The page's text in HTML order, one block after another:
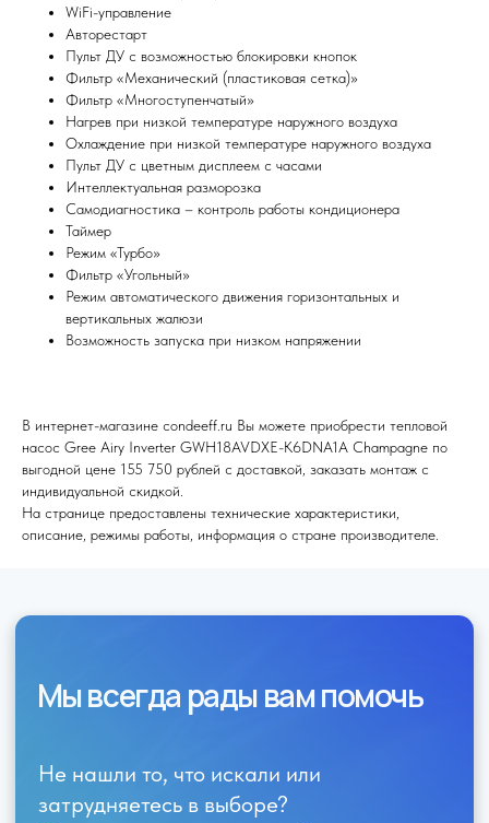
WiFi-управление
Авторестарт
Пульт ДУ с возможностью блокировки кнопок
Фильтр «Механический (пластиковая сетка)»
Фильтр «Многоступенчатый»
Нагрев при низкой температуре наружного воздуха
Охлаждение при низкой температуре наружного воздуха
Пульт ДУ с цветным дисплеем с часами
Интеллектуальная разморозка
Самодиагностика – контроль работы кондиционера
Таймер
Режим «Турбо»
Фильтр «Угольный»
Режим автоматического движения горизонтальных и
вертикальных жалюзи
Возможность запуска при низком напряжении
В интернет-магазине condeeff.ru Вы можете приобрести тепловой
насос Gree Airy Inverter GWH18AVDXE-K6DNA1A Champagne по
выгодной цене 155 750 рублей с доставкой, заказать монтаж с
индивидуальной скидкой.
На странице предоставлены технические характеристики,
описание, режимы работы, информация о стране производителе.
Я согласен (на) с политикой обработки персональных данных
Отправить